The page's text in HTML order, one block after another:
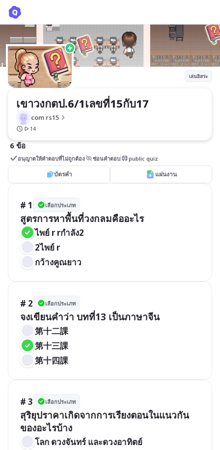
เล่นอิสระ
เขาวงกตป.6/1เลขที่15กับ17
com rs15
14
6 ข้อ
อนุญาตให้คำตอบที่ไม่ถูกต้อง ซ่อนคำตอบ public quiz
บัตรคำ แผ่นงาน
# 1 เลือกประเภท
สูตรการหาพื้นที่วงกลมคืออะไร
ไพย์ r rกำลัง2
2ไพย์ r
กว้างคูณยาว
# 2 เลือกประเภท
จงเขียนคำว่า บทที่13 เป็นภาษาจีน
第十二課
第十三課
第十四課
# 3 เลือกประเภท
สุริยุปราคาเกิดจากการเรียงตอนในแนวกัน
ของอะไรบ้าง
โลก ดวงจันทร์ และดวงอาทิตย์